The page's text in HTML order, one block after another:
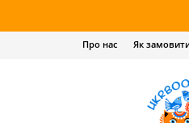
Про нас Як